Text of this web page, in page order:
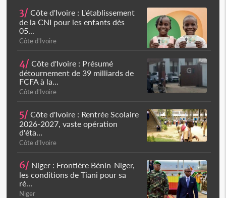
3/ Côte d'Ivoire : L'établissement
de la CNI pour les enfants dès
05...
Côte d'Ivoire
4/ Côte d'Ivoire : Présumé
détournement de 39 milliards de
FCFA à la...
Côte d'Ivoire
5/ Côte d'Ivoire : Rentrée Scolaire
2026-2027, vaste opération
d'éta...
Côte d'Ivoire
6/ Niger : Frontière Bénin-Niger,
les conditions de Tiani pour sa
ré...
Niger